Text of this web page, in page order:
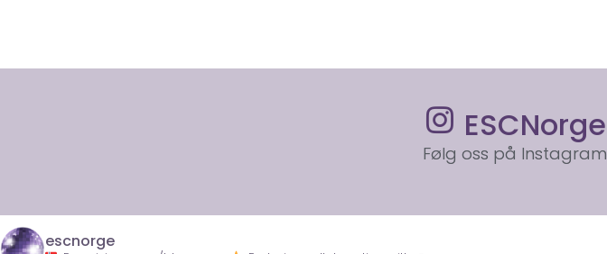
ESCNorge
Følg oss på Instagram
escnorge